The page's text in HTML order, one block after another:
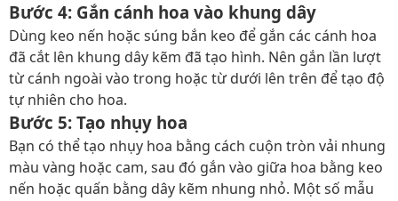
Bước 4: Gắn cánh hoa vào khung dây
Dùng keo nến hoặc súng bắn keo để gắn các cánh hoa
đã cắt lên khung dây kẽm đã tạo hình. Nên gắn lần lượt
từ cánh ngoài vào trong hoặc từ dưới lên trên để tạo độ
tự nhiên cho hoa.
Bước 5: Tạo nhụy hoa
Bạn có thể tạo nhụy hoa bằng cách cuộn tròn vải nhung
màu vàng hoặc cam, sau đó gắn vào giữa hoa bằng keo
nến hoặc quấn bằng dây kẽm nhung nhỏ. Một số mẫu